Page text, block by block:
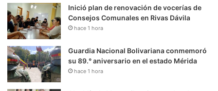
Inició plan de renovación de vocerías de
Consejos Comunales en Rivas Dávila
hace 1 hora
Guardia Nacional Bolivariana conmemoró
su 89.° aniversario en el estado Mérida
hace 1 hora